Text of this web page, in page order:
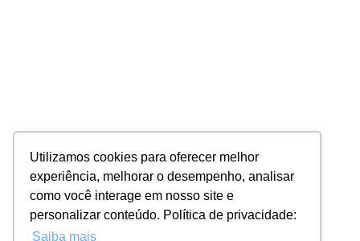
Utilizamos cookies para oferecer melhor
experiência, melhorar o desempenho, analisar
como você interage em nosso site e
personalizar conteúdo. Política de privacidade:
Saiba mais